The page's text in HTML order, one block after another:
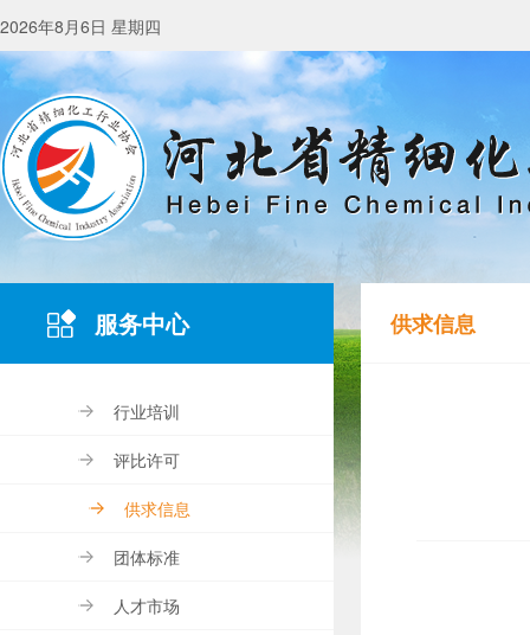
2026年8月6日 星期四
服务中心
行业培训
评比许可
供求信息
团体标准
人才市场
供求信息